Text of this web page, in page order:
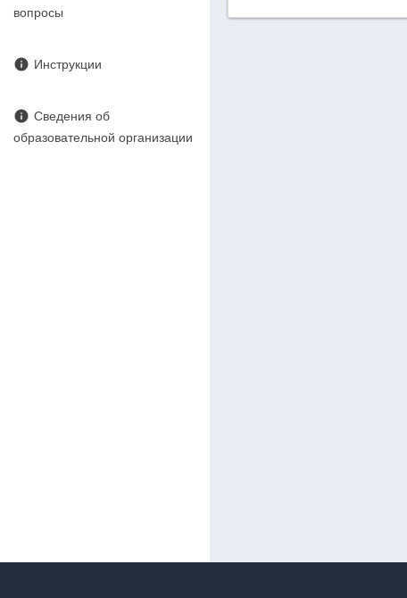
вопросы
info Инструкции
info Сведения об
образовательной организации